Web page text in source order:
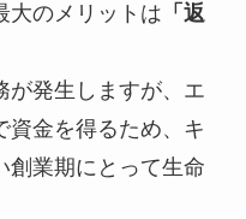
大のメリットは 「返
が発生しますが、エ
資金を得るため、キ
創業期にとって生命